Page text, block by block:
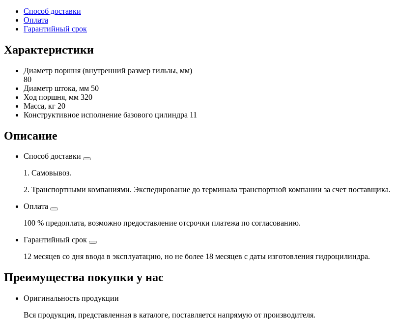
Способ доставки
Оплата
Гарантийный срок
Характеристики
Диаметр поршня (внутренний размер гильзы, мм)
80
Диаметр штока, мм 50
Ход поршня, мм 320
Масса, кг 20
Конструктивное исполнение базового цилиндра 11
Описание
Способ доставки
1. Самовывоз.
2. Транспортными компаниями. Экспедирование до терминала транспортной компании за счет поставщика.
Оплата
100 % предоплата, возможно предоставление отсрочки платежа по согласованию.
Гарантийный срок
12 месяцев со дня ввода в эксплуатацию, но не более 18 месяцев с даты изготовления гидроцилиндра.
Преимущества покупки у нас
Оригинальность продукции
Вся продукция, представленная в каталоге, поставляется напрямую от производителя.